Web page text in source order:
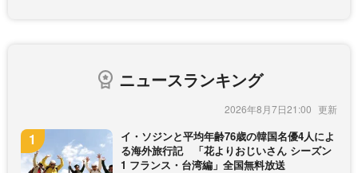
ニュースランキング
2026年8月7日21:00
イ・ソジンと平均年齢76歳の韓国名優4人によ
る海外旅行記 「花よりおじいさん シーズン
1 フランス・台湾編」全国無料放送